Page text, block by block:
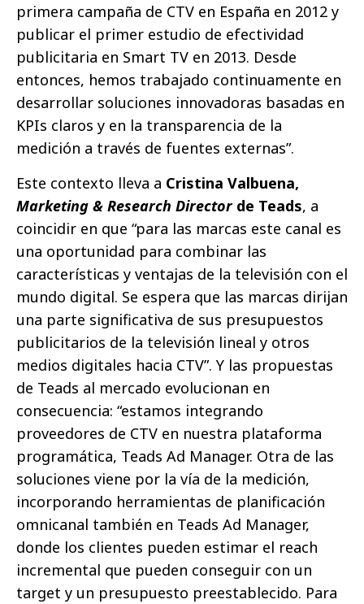
primera campaña de CTV en España en 2012 y
publicar el primer estudio de efectividad
publicitaria en Smart TV en 2013. Desde
entonces, hemos trabajado continuamente en
desarrollar soluciones innovadoras basadas en
KPIs claros y en la transparencia de la
medición a través de fuentes externas”.
Este contexto lleva a Cristina Valbuena,
Marketing & Research Directorde Teads, a
coincidir en que “para las marcas este canal es
una oportunidad para combinar las
características y ventajas de la televisión con el
mundo digital. Se espera que las marcas dirijan
una parte significativa de sus presupuestos
publicitarios de la televisión lineal y otros
medios digitales hacia CTV”. Y las propuestas
de Teads al mercado evolucionan en
consecuencia: “estamos integrando
proveedores de CTV en nuestra plataforma
programática, Teads Ad Manager. Otra de las
soluciones viene por la vía de la medición,
incorporando herramientas de planificación
omnicanal también en Teads Ad Manager,
donde los clientes pueden estimar el reach
incremental que pueden conseguir con un
target y un presupuesto preestablecido. Para